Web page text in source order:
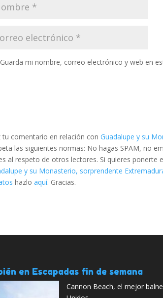
Guarda mi nombre, correo electrónico y web en
tu comentario en relación conGuadalupe y su
las siguientes normas: No hagas SPAM, no
al respeto de otros lectores. Si quieres
y su Monasterio, sorprendente
hazloaquí. Gracias.
en Escapadas fin de semana
Cannon Beach, el mejor